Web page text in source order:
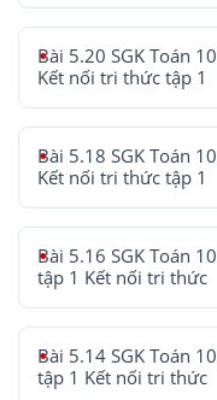
Bài 5.20 SGK Toán 10
Kết nối tri thức tập 1
Bài 5.18 SGK Toán 10
Kết nối tri thức tập 1
Bài 5.16 SGK Toán 10
tập 1 Kết nối tri thức
Bài 5.14 SGK Toán 10
tập 1 Kết nối tri thức